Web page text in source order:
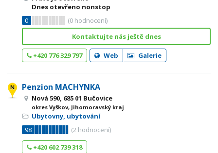
Dnes otevřeno nonstop
0
(0 hodnocení)
Kontaktujte nás ještě dnes
+420 776 329 797 Web Galerie
Penzion MACHYNKA
Nová 590, 685 01 Bučovice
okres Vyškov, Jihomoravský kraj
Ubytovny, ubytování
98
(2 hodnocení)
+420 602 739 318